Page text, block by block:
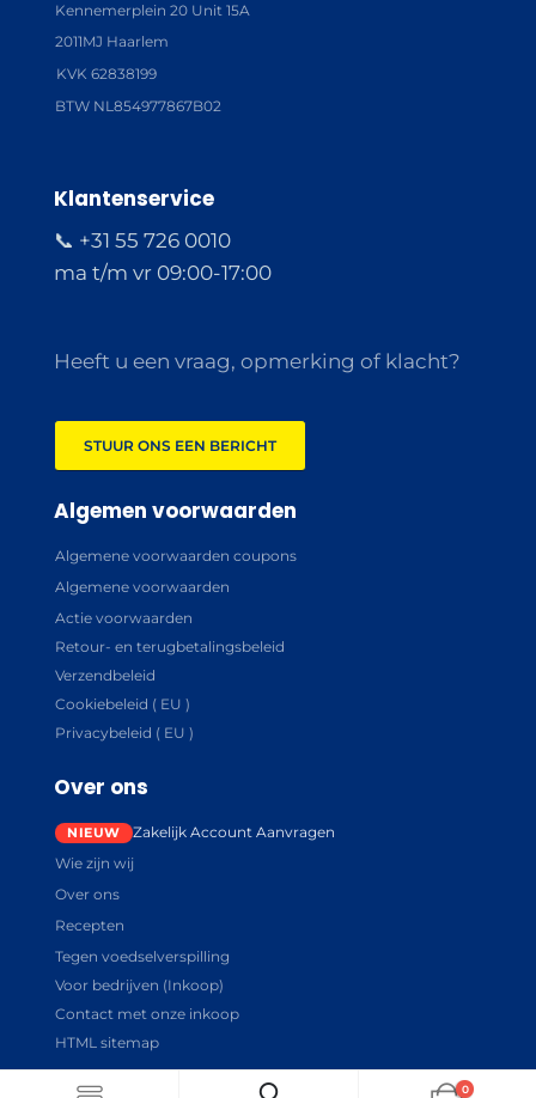
Kennemerplein 20 Unit 15A
2011MJ Haarlem
KVK 62838199
BTW NL854977867B02
Klantenservice
📞 +31 55 726 0010
ma t/m vr 09:00-17:00
Heeft u een vraag, opmerking of klacht?
STUUR ONS EEN BERICHT
Algemen voorwaarden
Algemene voorwaarden coupons
Algemene voorwaarden
Actie voorwaarden
Retour- en terugbetalingsbeleid
Verzendbeleid
Cookiebeleid ( EU )
Privacybeleid ( EU )
Over ons
Zakelijk Account Aanvragen
Wie zijn wij
Over ons
Recepten
Tegen voedselverspilling
Voor bedrijven (Inkoop)
Contact met onze inkoop
HTML sitemap
0